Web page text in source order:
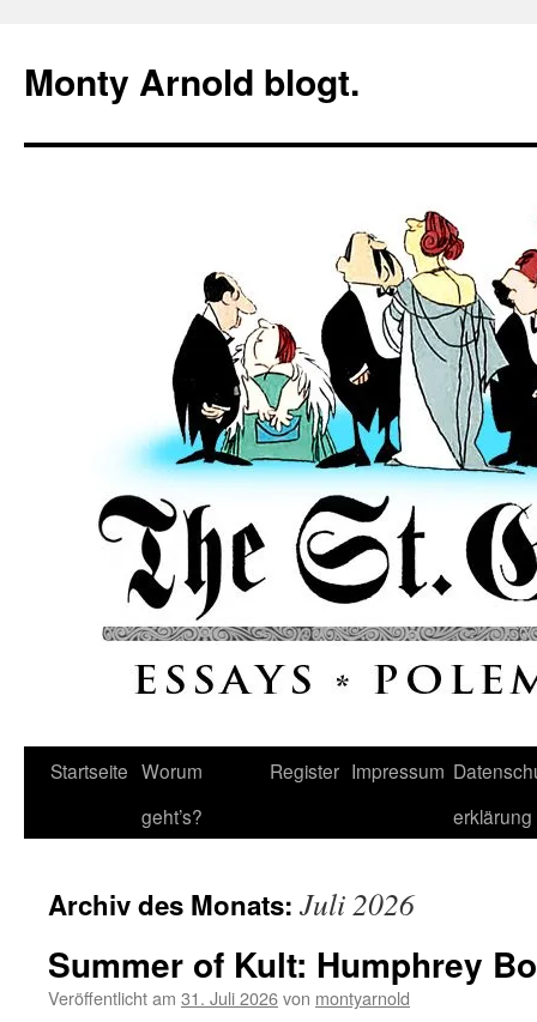
springen
Monty Arnold blogt.
Startseite Worum
geht’s?
Register Impressum
erklärung
Archiv des Monats: Juli 2026
Summer of Kult: Humphrey
Veröffentlicht am 31. Juli 2026von montyarnold